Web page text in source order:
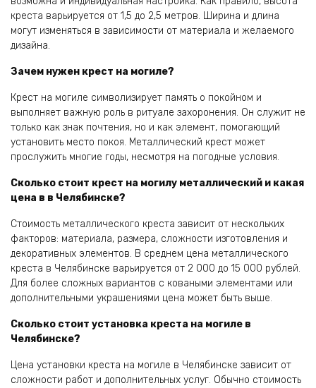
креста варьируется от 1,5 до 2,5 метров. Ширина и длина
могут изменяться в зависимости от материала и желаемого
дизайна.
Зачем нужен крест на могиле?
Крест на могиле символизирует память о покойном и
выполняет важную роль в ритуале захоронения. Он служит не
только как знак почтения, но и как элемент, помогающий
установить место покоя. Металлический крест может
прослужить многие годы, несмотря на погодные условия.
Сколько стоит крест на могилу металлический и какая
цена в в Челябинске?
Стоимость металлического креста зависит от нескольких
факторов: материала, размера, сложности изготовления и
декоративных элементов. В среднем цена металлического
креста в Челябинске варьируется от 2 000 до 15 000 рублей.
Для более сложных вариантов с коваными элементами или
дополнительными украшениями цена может быть выше.
Сколько стоит установка креста на могиле в
Челябинске?
Цена установки креста на могиле в Челябинске зависит от
сложности работ и дополнительных услуг. Обычно стоимость